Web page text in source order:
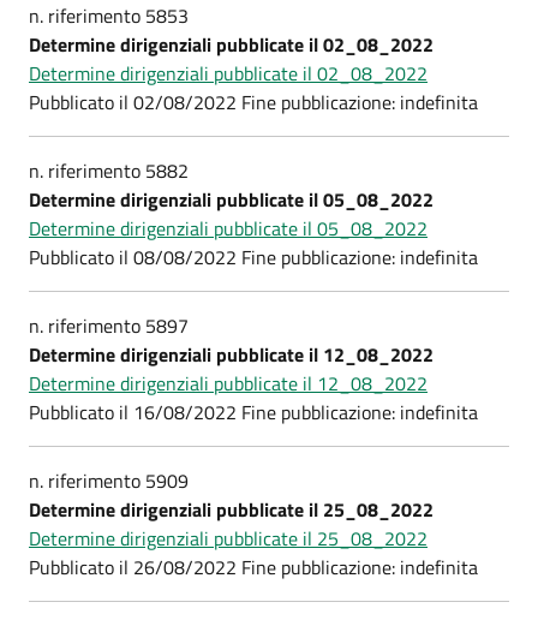
n. riferimento 5853
Determine dirigenziali pubblicate il 02_08_2022
Determine dirigenziali pubblicate il 02_08_2022
Pubblicato il 02/08/2022 Fine pubblicazione: indefinita
n. riferimento 5882
Determine dirigenziali pubblicate il 05_08_2022
Determine dirigenziali pubblicate il 05_08_2022
Pubblicato il 08/08/2022 Fine pubblicazione: indefinita
n. riferimento 5897
Determine dirigenziali pubblicate il 12_08_2022
Determine dirigenziali pubblicate il 12_08_2022
Pubblicato il 16/08/2022 Fine pubblicazione: indefinita
n. riferimento 5909
Determine dirigenziali pubblicate il 25_08_2022
Determine dirigenziali pubblicate il 25_08_2022
Pubblicato il 26/08/2022 Fine pubblicazione: indefinita